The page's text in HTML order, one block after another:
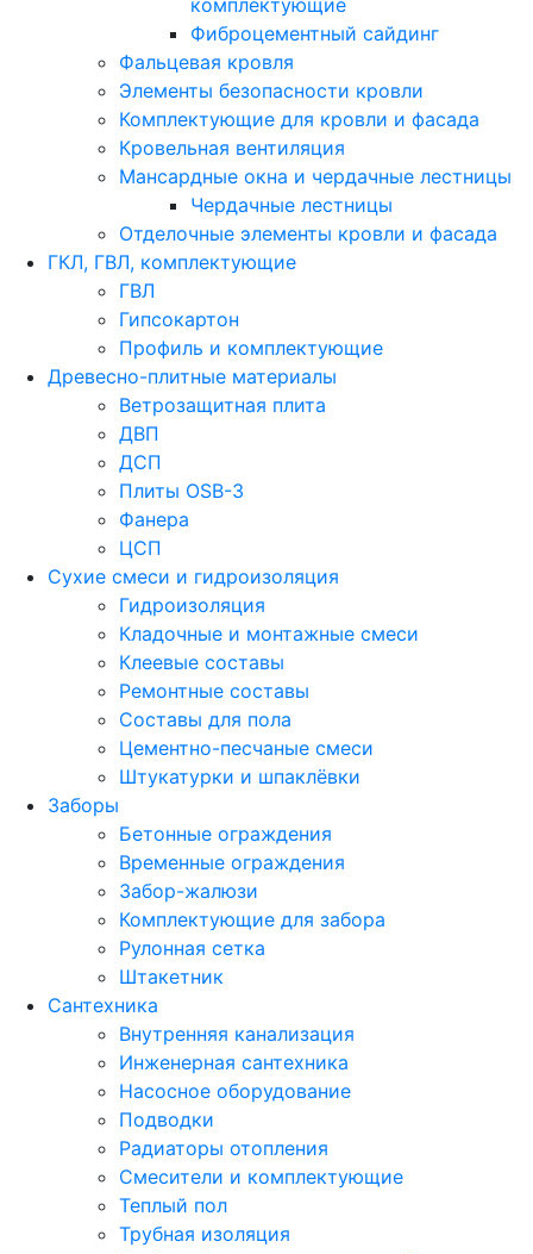
комплектующие
Фиброцементный сайдинг
Фальцевая кровля
Элементы безопасности кровли
Комплектующие для кровли и фасада
Кровельная вентиляция
Мансардные окна и чердачные лестницы
Чердачные лестницы
Отделочные элементы кровли и фасада
ГКЛ, ГВЛ, комплектующие
ГВЛ
Гипсокартон
Профиль и комплектующие
Древесно-плитные материалы
Ветрозащитная плита
ДВП
ДСП
Плиты OSB-3
Фанера
ЦСП
Сухие смеси и гидроизоляция
Гидроизоляция
Кладочные и монтажные смеси
Клеевые составы
Ремонтные составы
Составы для пола
Цементно-песчаные смеси
Штукатурки и шпаклёвки
Заборы
Бетонные ограждения
Временные ограждения
Забор-жалюзи
Комплектующие для забора
Рулонная сетка
Штакетник
Сантехника
Внутренняя канализация
Инженерная сантехника
Насосное оборудование
Подводки
Радиаторы отопления
Смесители и комплектующие
Теплый пол
Трубная изоляция